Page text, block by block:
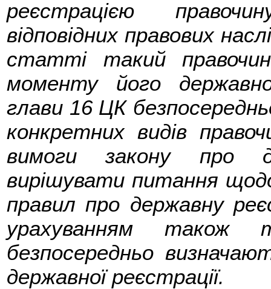
реєстрацією
відповідних правових
статті такий
моменту його
глави 16 ЦК
конкретних видів
вимоги закону про
вирішувати питання
правил про державну
урахуванням також
безпосередньо
державної реєстрації.